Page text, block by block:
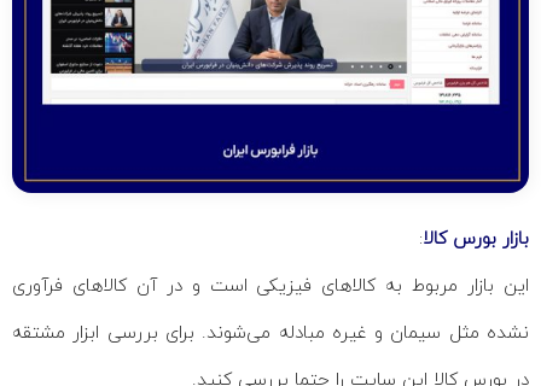
بازار بورس کالا:
این بازار مربوط به کالاهای فیزیکی است و در آن کالاهای فرآوری
نشده مثل سیمان و غیره مبادله می‌شوند. برای بررسی ابزار مشتقه
در بورس کالا این سایت را حتما بررسی کنید.